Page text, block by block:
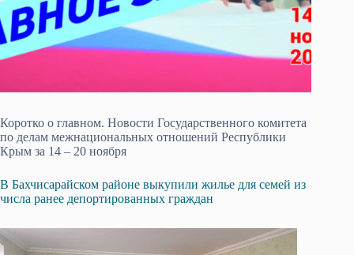
Коротко о главном. Новости Государственного комитета
по делам межнациональных отношений Республики
Крым за 14 – 20 ноября
В Бахчисарайском районе выкупили жилье для семей из
числа ранее депортированных граждан